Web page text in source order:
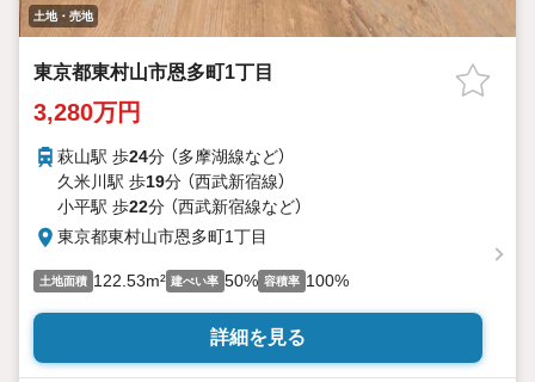
土地・売地
東京都東村山市恩多町1丁目
3,280万円
萩山駅 歩24分 （多摩湖線など）
久米川駅 歩19分 （西武新宿線）
小平駅 歩22分 （西武新宿線など）
東京都東村山市恩多町1丁目
土地面積 122.53m² 建ぺい率 50% 容積率 100%
詳細を見る